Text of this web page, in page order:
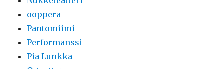
ooppera
Pantomiimi
Performanssi
Pia Lunkka